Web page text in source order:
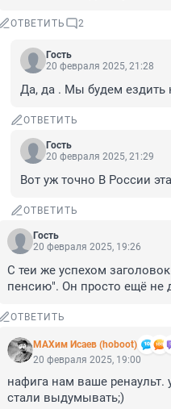
ОТВЕТИТЬ 2
Гость
20 февраля 2025, 21:28
Да, да . Мы будем ездить
ОТВЕТИТЬ
Гость
20 февраля 2025, 21:29
Вот уж точно В России
ОТВЕТИТЬ
Гость
20 февраля 2025, 19:26
С теи же успехом
пенсию". Он просто ещё не
ОТВЕТИТЬ
МАХим Исаев (hoboot)
20 февраля 2025, 19:00
нафига нам ваше ренаульт.
стали выдумывать;)